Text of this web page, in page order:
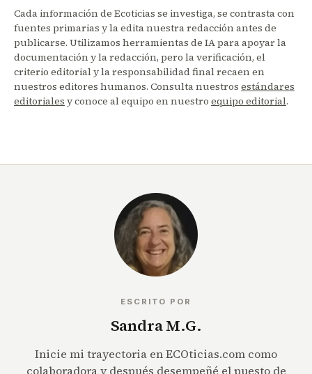
Cada información de Ecoticias se investiga, se contrasta con
fuentes primarias y la edita nuestra redacción antes de
publicarse. Utilizamos herramientas de IA para apoyar la
documentación y la redacción, pero la verificación, el
criterio editorial y la responsabilidad final recaen en
nuestros editores humanos. Consulta nuestros estándares
editoriales y conoce al equipo en nuestro equipo editorial.
ESCRITO POR
Sandra M.G.
Inicie mi trayectoria en ECOticias.com como
colaboradora y después desempeñé el puesto de